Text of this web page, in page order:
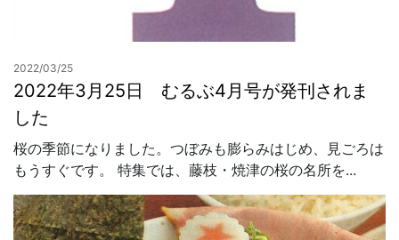
2022/03/25
2022年3月25日 むるぶ4月号が発刊されま
した
桜の季節になりました。つぼみも膨らみはじめ、見ごろは
もうすぐです。 特集では、藤枝・焼津の桜の名所を...